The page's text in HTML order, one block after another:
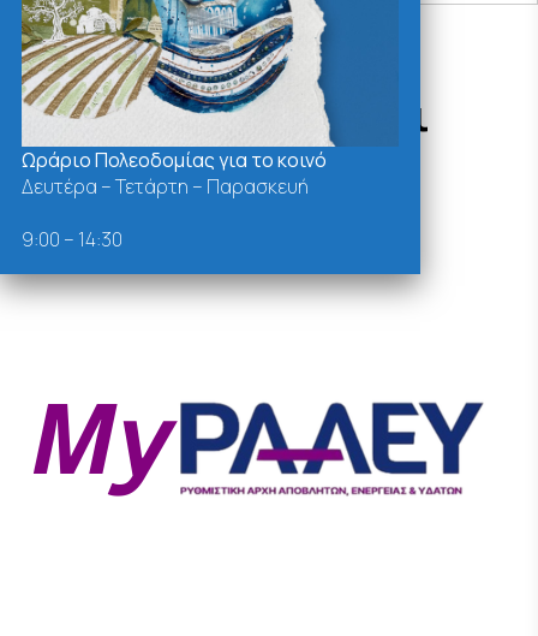
Δράσεις - Χρήσιμοι
Σύνδεσμοι
Ωράριο Πολεοδομίας για το κοινό
Δευτέρα – Τετάρτη – Παρασκευή
9:00 – 14:30